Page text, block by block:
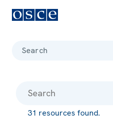
Search
31 resources found.